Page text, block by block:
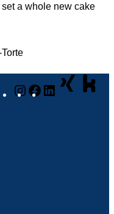
a whole new cake
Instagram
Facebook
LinkedIn